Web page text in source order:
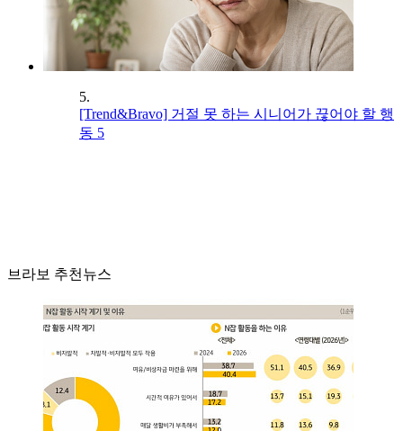
5.
[Trend&Bravo] 거절 못 하는 시니어가 끊어야 할 행
동 5
브라보 추천뉴스